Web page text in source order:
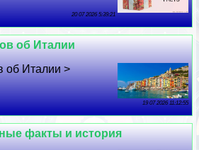
20 07 2026 5:39:21
об Италии
об Италии >
19 07 2026 11:12:55
факты и история